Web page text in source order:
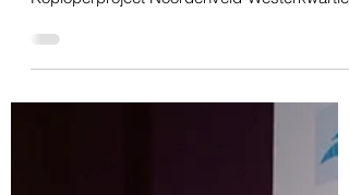
ondernemen van start in Noordenveld-
Westerkwartier